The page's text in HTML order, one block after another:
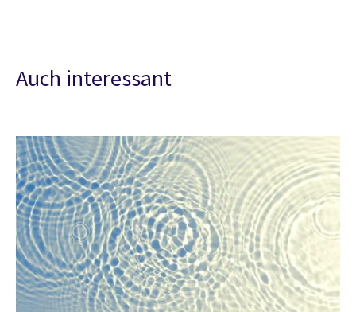
Auch interessant